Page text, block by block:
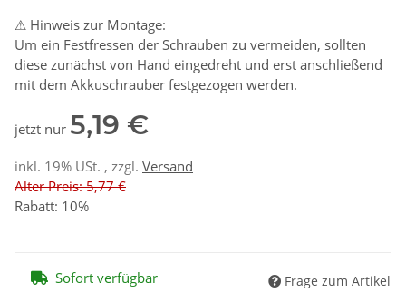
⚠ Hinweis zur Montage:
Um ein Festfressen der Schrauben zu vermeiden, sollten
diese zunächst von Hand eingedreht und erst anschließend
mit dem Akkuschrauber festgezogen werden.
jetzt nur 5,19 €
inkl. 19% USt. , zzgl. Versand
Alter Preis: 5,77 €
Rabatt: 10%
Sofort verfügbar Frage zum Artikel